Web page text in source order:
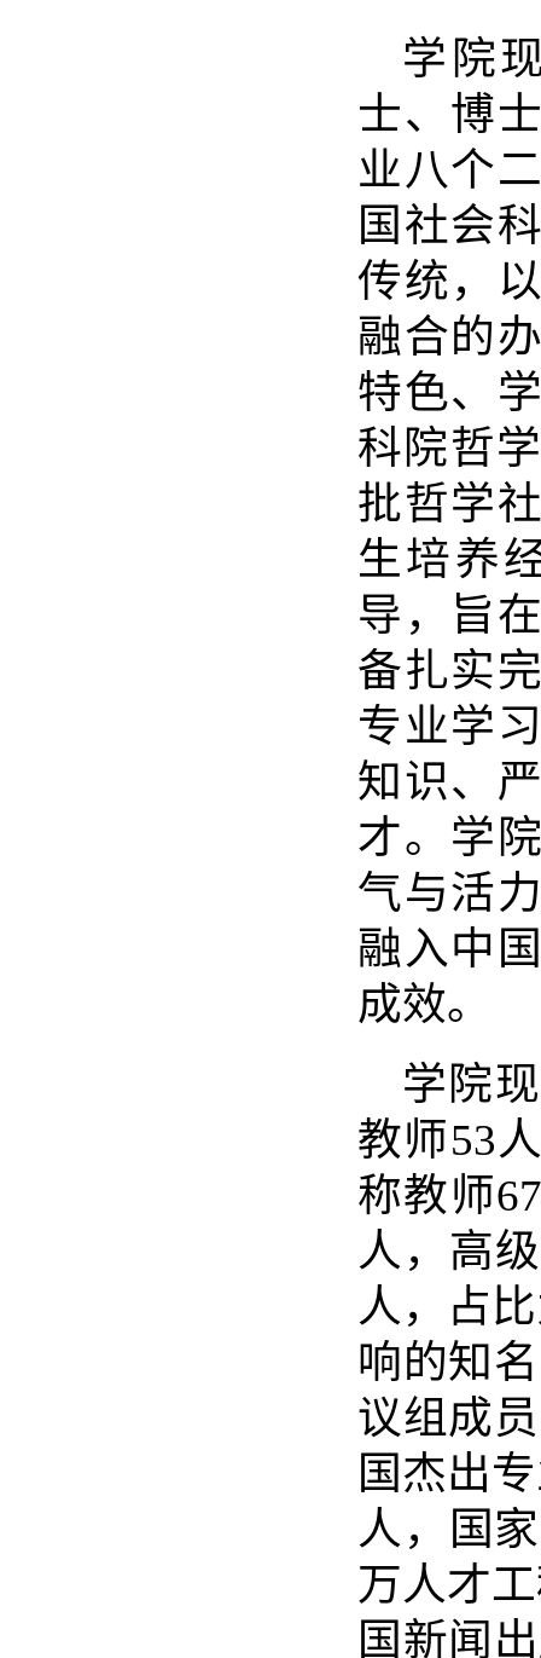
学院
士、博
业八个
国社会
传统，
融合的
特色、
科院哲
批哲学
生培养
导，旨
备扎实
专业学
知识、
才。学
气与活
融入中
成效。
学院
教师53
称教师
人，高
人，占
响的知
议组成员
国杰出
人，国家
万人才
国新闻